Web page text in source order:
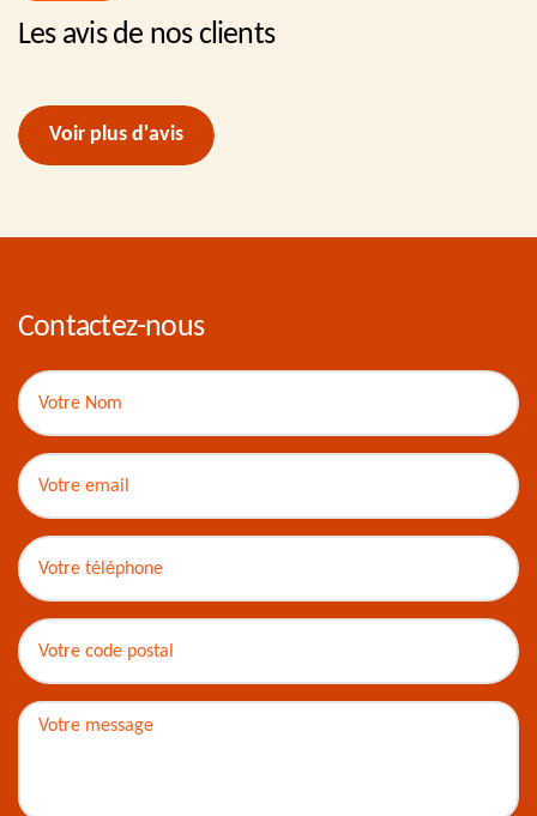
Les avis de nos clients
Voir plus d'avis
Contactez-nous